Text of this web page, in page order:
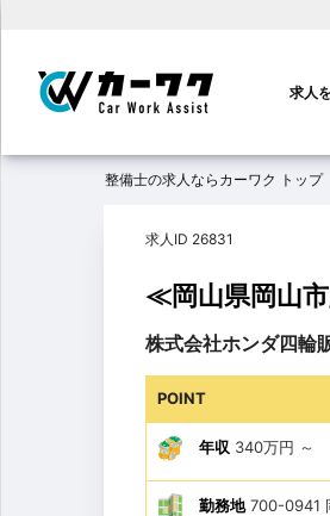
ン
ビ
ゲ
ン
求人
整備士の求人ならカーワク トップ
求人ID 26831
≪岡山県岡山
株式会社ホンダ四輪
POINT
年収 340万円 ～
勤務地700-0941